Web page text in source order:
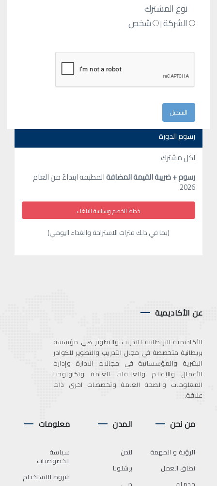
نوع المشترك
الشركة| شخص
رسوم الدورة
لكل مشترك
رسوم + ضريبة القيمة المضافةالمطبقة ابتداءً من العام
2026
خطط الخصم وسياسة الالغاء
(بما في ذلك فترات الاستراحة والغداء اليومي)
عن الأكاديمية
الأكاديمية البريطانية للتدريب والتطوير هي مؤسسة
بريطانية متخصصة في مجال التدريب والتطوير للكوادر
البشرية والمؤسساتية في مجالات الادارة وإدارة
الأعمال والإعلام والعلاقات العامة وتكنولوجيا
المعلومات والصحة العامة وتخصصات اخرى ذات
علاقة.
من نحن
الرؤية و المهمة
نطاق العمل
المدن
لندن
برشلونا
معلومات
سياسة
الخصوصيات
شروط الاستخدام